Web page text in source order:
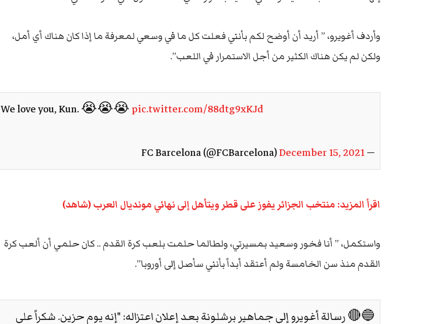
وأردف أغويرو، ” أريد أن أوضح لكم بأنني فعلت كل ما في وسعي لمعرفة ما إذا كان هناك أي أمل،
ولكن لم يكن هناك الكثير من أجل الاستمرار في اللعب”.
We love you, Kun. 😭😭😭pic.twitter.com/88dtg9xKJd
— FC Barcelona (@FCBarcelona)
December 15, 2021
اقرأ المزيد: منتخب الجزائر يفوز على قطر ويتأهل إلى نهائي مونديال العرب (شاهد)
واستكمل، ” أنا فخور وسعيد بمسيرتي، ولطالما حلمت بلعب كرة القدم .. كان حلمي أن ألعب كرة
القدم منذ سن الخامسة ولم أعتقد أبداً بأنني سأصل إلى أوروبا”.
🔵🔴 رسالة أغويرو إلى جماهير برشلونة بعد إعلان اعتزاله: "إنه يوم حزين. شكراً على